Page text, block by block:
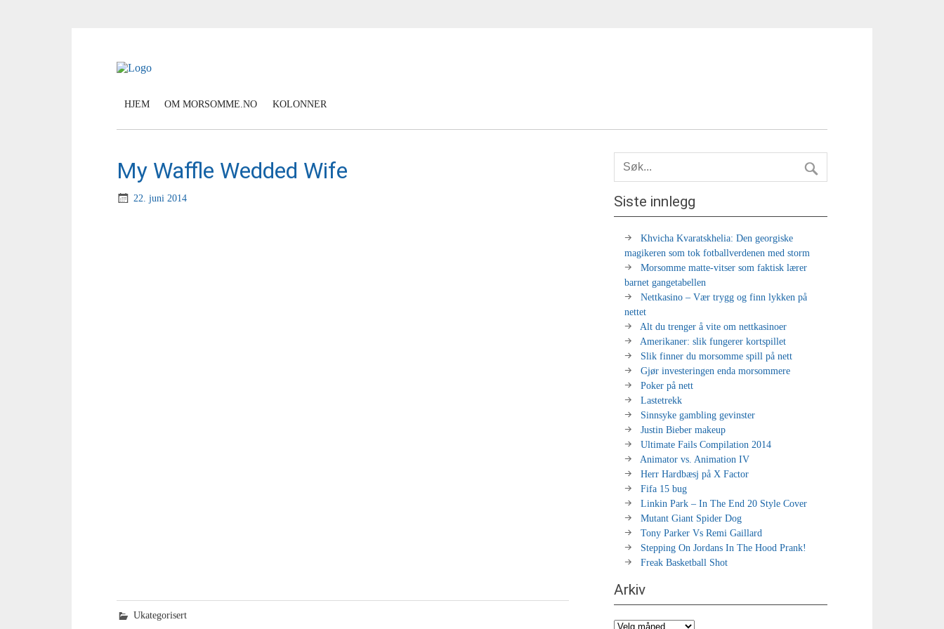
HJEM OM MORSOMME.NO KOLONNER
My Waffle Wedded Wife
22. juni 2014
Ukategorisert
Siste innlegg
Khvicha Kvaratskhelia: Den georgiske
magikeren som tok fotballverdenen med storm
Morsomme matte-vitser som faktisk lærer
barnet gangetabellen
Nettkasino – Vær trygg og finn lykken på
nettet
Alt du trenger å vite om nettkasinoer
Amerikaner: slik fungerer kortspillet
Slik finner du morsomme spill på nett
Gjør investeringen enda morsommere
Poker på nett
Lastetrekk
Sinnsyke gambling gevinster
Justin Bieber makeup
Ultimate Fails Compilation 2014
Animator vs. Animation IV
Herr Hardbæsj på X Factor
Fifa 15 bug
Linkin Park – In The End 20 Style Cover
Mutant Giant Spider Dog
Tony Parker Vs Remi Gaillard
Stepping On Jordans In The Hood Prank!
Freak Basketball Shot
Arkiv
Arkiv